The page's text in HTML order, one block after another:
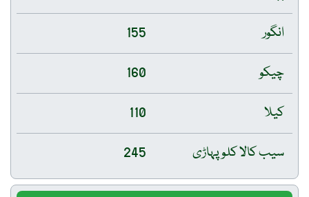
انگور
155
چیکو
160
کیلا
110
سیب کالا کلو پہاڑی
245